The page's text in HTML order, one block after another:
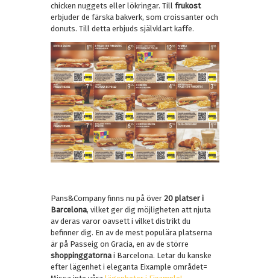
chicken nuggets eller lökringar. Till frukost
erbjuder de färska bakverk, som croissanter och
donuts. Till detta erbjuds självklart kaffe.
Pans&Company finns nu på över 20 platser i
Barcelona, vilket ger dig möjligheten att njuta
av deras varor oavsett i vilket distrikt du
befinner dig. En av de mest populära platserna
är på Passeig on Gracia, en av de större
shoppinggatorna i Barcelona. Letar du kanske
efter lägenhet i eleganta Eixample området=